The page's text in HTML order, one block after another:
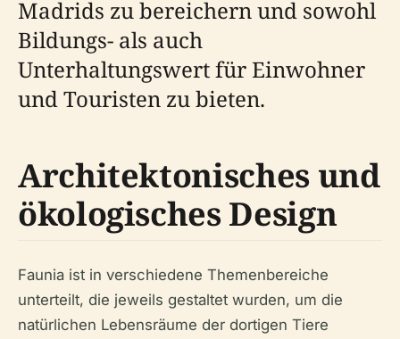
Madrids zu bereichern und sowohl
Bildungs- als auch
Unterhaltungswert für Einwohner
und Touristen zu bieten.
Architektonisches und
ökologisches Design
Faunia ist in verschiedene Themenbereiche
unterteilt, die jeweils gestaltet wurden, um die
natürlichen Lebensräume der dortigen Tiere